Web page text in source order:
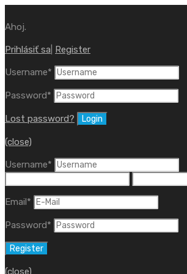
Ahoj.
Prihlásiť sa Register
Username*
Password*
Lost password?
(close)
Username*
Email*
Password*
(close)